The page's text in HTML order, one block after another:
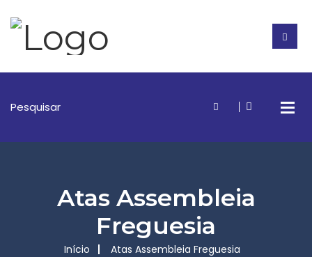
Atas Assembleia
Freguesia
Início Atas Assembleia Freguesia